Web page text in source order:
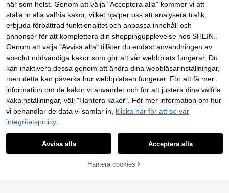
rt med matt finish, stötsäkert med ly
chee-textur, kompatibelt med 12 13
14 15 16 17 Pro Max, A55/54/53/52/
51, S25/24/23/22/21-serien, vårpre
sent till fest, födelsedag, årsdag och
mamma, estetisk
#1 Bästsäljare inom Galaxy A55 5G Telefonfodral
41kr
SHOPPA NU
när som helst. Genom att välja "Acceptera alla" kommer vi att
ställa in alla valfria kakor, vilket hjälper oss att analysera trafik,
erbjuda förbättrad funktionalitet och anpassa innehåll och
annonser för att komplettera din shoppingupplevelse hos SHEIN.
Genom att välja "Avvisa alla" tillåter du endast användningen av
absolut nödvändiga kakor som gör att vår webbplats fungerar. Du
kan inaktivera dessa genom att ändra dina webbläsarinställningar,
men detta kan påverka hur webbplatsen fungerar. För att få mer
information om de kakor vi använder och för att justera dina valfria
kakainställningar, välj "Hantera kakor". För mer information om hur
vi behandlar de data vi samlar in, klicka här för att se vår
integritetspolicy.
Avvisa alla Acceptera alla
Hantera cookies